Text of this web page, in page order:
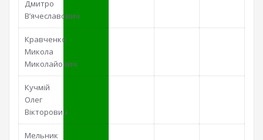
Дмитро
В’ячеславович
Кравченко
Микола
Миколайович
Кучмій
Олег
Вікторович
Мельник